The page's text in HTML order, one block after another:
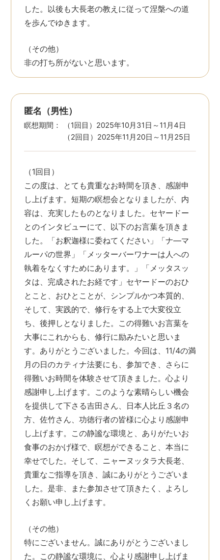
した。以後も大長老の教えに従って涅槃への道
を歩んでゆきます。
（その他）
非の打ち所がないと思います。
匿名（男性）
瞑想期間：
（1回目）2025年10月31日～11月4日
（2回目）2025年11月20日～11月25日
（1回目）
この度は、とても貴重なお時間を頂き、感謝申
し上げます。短期の瞑想会となりましたが、内
容は、充実したものとなりました。セヤードー
とのインタビューにて、以下のお言葉を頂きま
した。「お釈迦様に委ねてください」「ナ―マ
ルーパの世界」「メッターバーワナーは人への
執着をなくすためにあります。」「メッタスッ
タは、完成されたお経です」セヤードーのおひ
とこと、おひとことが、シンプルかつ本質的、
そして、実践的で、修行をする上で大変役立
ち、後押しとなりました。この得難いお言葉を
大事にこれからも、修行に励みたいと思いま
す。ありがとうございました。今回は、11/4の満
月の日のカティナ法要にも、参加でき、さらに
得難いお時間を体験させて頂きました。心より
感謝申し上げます。このような素晴らしい機会
を提供して下さる吉田さん、日本人比丘３名の
方、佐竹さん、功徳行者の皆様に心より感謝申
し上げます。この静謐な環境と、ありがたいお
食事のおかげ様で、瞑想ができること、本当に
幸せでした。そして、ニャーヌッタラ大長老、
貴重なご指導を頂き、誠にありがとうございま
した。是非、また参加させて頂きたく、よろし
くお願い申し上げます。
（その他）
特にございません。誠にありがとうございまし
た。この静謐な環境に、心より感謝申し上げま